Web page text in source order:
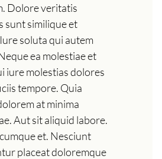
Dolore veritatis
sunt similique et
soluta qui autem
ea molestiae et
iure molestias dolores
tempore. Quia
at minima
Aut sit aliquid labore.
et. Nesciunt
placeat doloremque